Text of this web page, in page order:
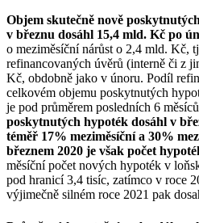
Objem skutečně nově
v březnu dosáhl 15,4 mld. Kč po
o meziměsíční nárůst o 2,4 mld. Kč,
refinancovaných úvěrů (interně či z
Kč, obdobně jako v únoru. Podíl
celkovém objemu poskytnutých
je pod průměrem posledních 6
poskytnutých hypoték dosáhl v
téměř 17% meziměsíční a 30%
březnem 2020 je však počet
měsíční počet nových hypoték v
pod hranicí 3,4 tisíc, zatímco v roce
výjimečně silném roce 2021 pak